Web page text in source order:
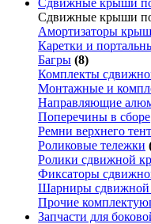
Сдвижные крыши
Сдвижные крыши
Амортизаторы
Каретки и
Багры (8)
Комплекты
Монтажные и
Направляющие
Поперечины в сборе
Ремни верхнего
Роликовые тележки
Ролики сдвижной
Фиксаторы
Шарниры
Прочие
Запчасти для